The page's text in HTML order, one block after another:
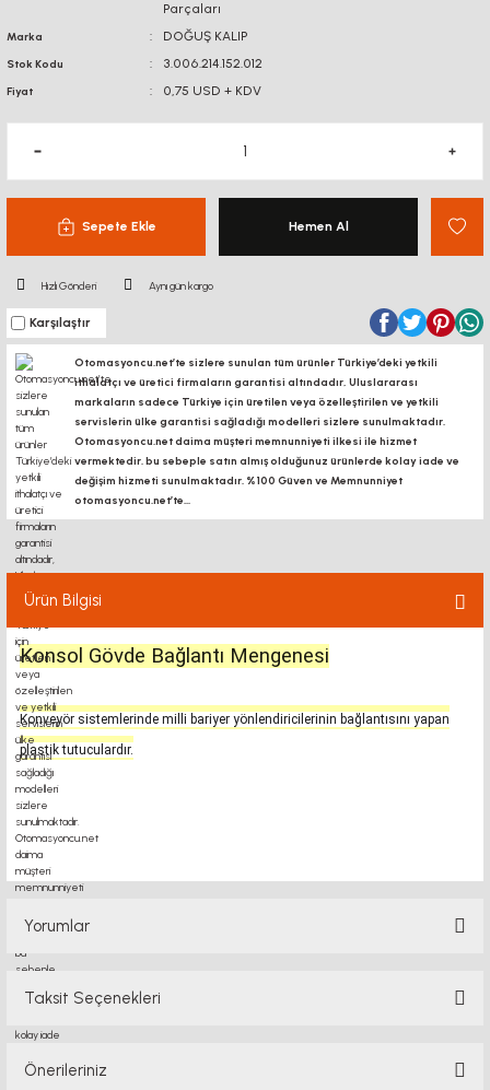
Parçaları
Marka DOĞUŞ KALIP
Stok Kodu 3.006.214.152.012
Fiyat 0,75 USD + KDV
Sepete Ekle Hemen Al
Hızlı Gönderi Aynı gün kargo
Karşılaştır
Otomasyoncu.net’te sizlere sunulan tüm ürünler Türkiye’deki yetkili
ithalatçı ve üretici firmaların garantisi altındadır, Uluslararası
markaların sadece Türkiye için üretilen veya özelleştirilen ve yetkili
servislerin ülke garantisi sağladığı modelleri sizlere sunulmaktadır.
Otomasyoncu.net daima müşteri memnunniyeti ilkesi ile hizmet
vermektedir. bu sebeple satın almış olduğunuz ürünlerde kolay iade ve
değişim hizmeti sunulmaktadır. %100 Güven ve Memnunniyet
otomasyoncu.net’te...
Ürün Bilgisi
Konsol Gövde Bağlantı Mengenesi
Konveyör sistemlerinde milli bariyer yönlendiricilerinin bağlantısını yapan
plastik tutuculardır.
motor kaplin fiyatları, sigma profil, 3d yazıcı, kremayer dişli, 45x45 sigma profil,
delta haberleşme kablosu, delta plc fiyat, konveyör bant, kramiyer dişli, mantar
stop, otomatik yağlama sistemleri, rulolu konveyör fiyatları, 12v 50a güç kaynağı,
2kw servo motor, 20x20
Yorumlar
Taksit Seçenekleri
Önerileriniz